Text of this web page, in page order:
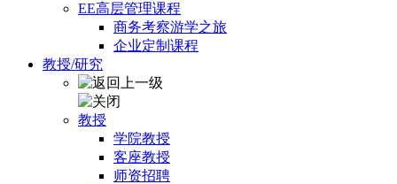
EE高层管理课程
商务考察游学之旅
企业定制课程
教授/研究
教授
学院教授
客座教授
师资招聘